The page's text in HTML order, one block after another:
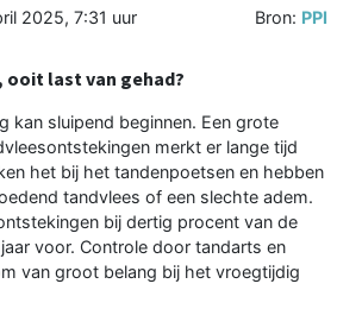
2025, 7:31 uur Bron: PPI
last van gehad?
kan sluipend beginnen. Een grote
merkt er lange tijd
het bij het tandenpoetsen en hebben
tandvlees of een slechte adem.
bij dertig procent van de
voor. Controle door tandarts en
van groot belang bij het vroegtijdig